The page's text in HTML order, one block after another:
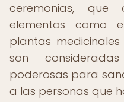
ceremonias, que
elementos como
plantas
son
poderosas para
a las personas que